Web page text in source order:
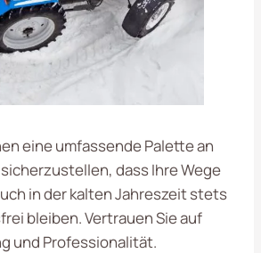
eine umfassende Palette an
dass Ihre Wege
in der kalten Jahreszeit stets
bleiben. Vertrauen Sie auf
und Professionalität.